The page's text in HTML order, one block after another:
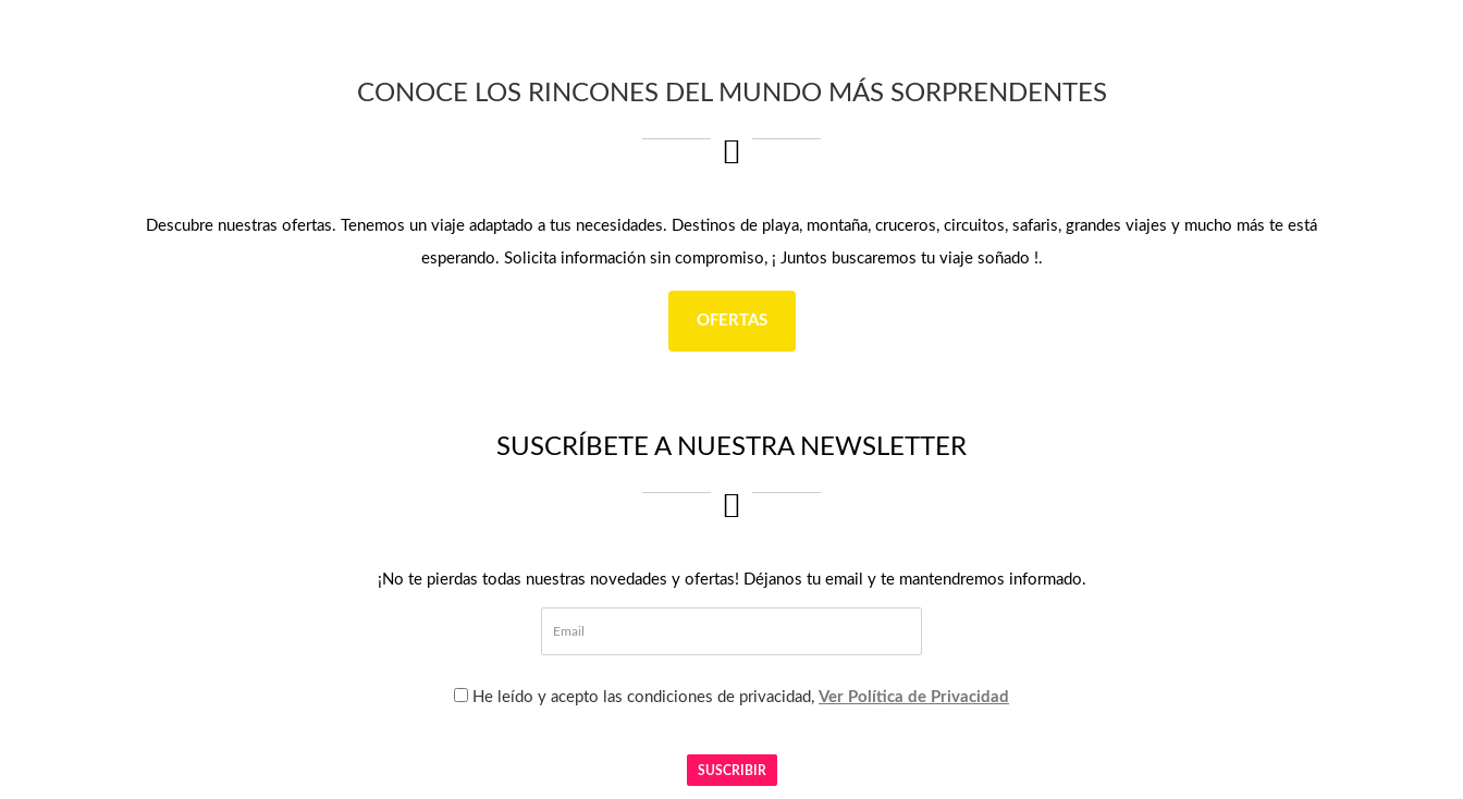
CONOCE LOS RINCONES DEL MUNDO MÁS SORPRENDENTES
Descubre nuestras ofertas. Tenemos un viaje adaptado a tus necesidades. Destinos de playa, montaña, cruceros, circuitos, safaris, grandes viajes y mucho más te está
esperando. Solicita información sin compromiso, ¡ Juntos buscaremos tu viaje soñado !.
OFERTAS
SUSCRÍBETE A NUESTRA NEWSLETTER
¡No te pierdas todas nuestras novedades y ofertas! Déjanos tu email y te mantendremos informado.
He leído y acepto las condiciones de privacidad, Ver Política de Privacidad